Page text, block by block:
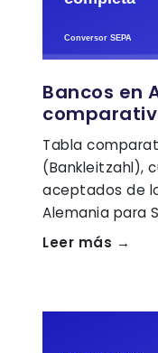
Bancos en
Tabla
(Bankleitzahl),
aceptados de
Alemania para
Leer más →